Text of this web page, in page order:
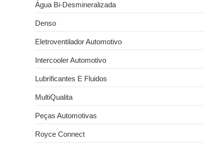
Água Bi-Desmineralizada
Denso
Eletroventilador Automotivo
Intercooler Automotivo
Lubrificantes E Fluidos
MultiQualita
Peças Automotivas
Royce Connect